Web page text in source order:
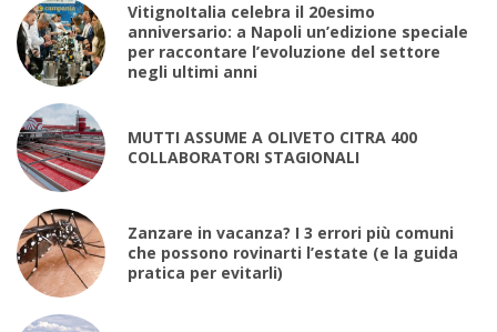
VitignoItalia celebra il 20esimo
anniversario: a Napoli un’edizione speciale
per raccontare l’evoluzione del settore
negli ultimi anni
MUTTI ASSUME A OLIVETO CITRA 400
COLLABORATORI STAGIONALI
Zanzare in vacanza? I 3 errori più comuni
che possono rovinarti l’estate (e la guida
pratica per evitarli)